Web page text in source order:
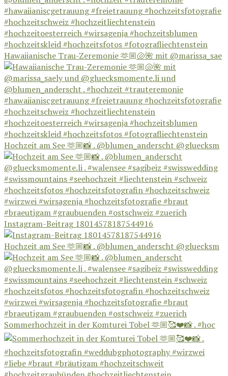
Hawaiianische Trau-Zeremonie 🫶🏼🐚🌺 mit @marissa_sae
Hochzeit am See 🫶🏼📸 . @blumen_anderscht @gluecksm
Instagram-Beitrag 18014578187544916
Hochzeit am See 🫶🏼📸 . @blumen_anderscht @gluecksm
Sommerhochzeit in der Komturei Tobel 🫶🏼🥰❤️📸 . #hoc